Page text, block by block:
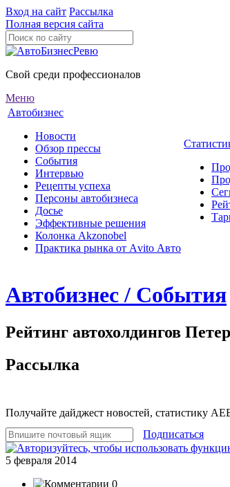
Вход на сайт Рассылка
Полная версия сайта
Свой среди профессионалов
Меню
Автобизнес
Новости
Обзор прессы
События
Интервью
Рецепты успеха
Персоны автобизнеса
Досье
Эффективные решения
Колонка Akzonobel
Практика рынка от Аvito Авто
Автобизнес / События
Рейтинг автохолдингов
Рассылка
Получайте дайджест новостей, статистику
Подписаться
5 февраля 2014
0